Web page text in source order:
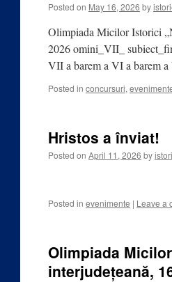
Posted on May 16, 2026 by
Olimpiada Micilor Istorici
2026 omini_VII_
VII a barem a VI a barem a
Posted in concursuri,
Hristos a înviat!
Posted on April 11, 2026 by
Posted in evenimente | Leave a
Olimpiada
interjudețeană,